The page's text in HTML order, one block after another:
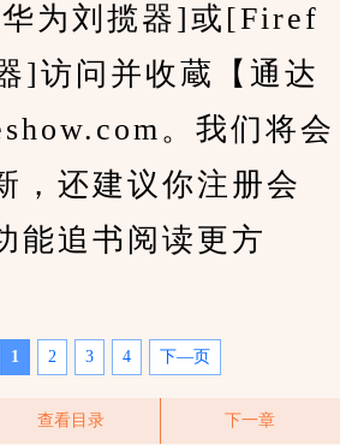
为刘揽器]或[Firef
]访问并收蔵【通达
。我们将会
，还建议你注册会
能追书阅读更方
1 2 3 4 下—页
查看目录 下一章